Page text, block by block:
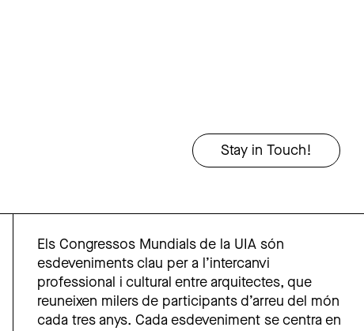
Els Congressos Mundials de la UIA són
esdeveniments clau per a l’intercanvi
professional i cultural entre arquitectes, que
reuneixen milers de participants d’arreu del món
cada tres anys. Cada esdeveniment se centra en